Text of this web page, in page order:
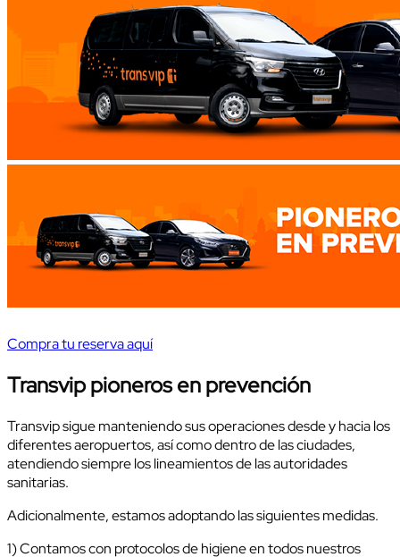
Compra tu reserva aquí
Transvip pioneros en prevención
Transvip sigue manteniendo sus operaciones desde y hacia los
diferentes aeropuertos, así como dentro de las ciudades,
atendiendo siempre los lineamientos de las autoridades
sanitarias.
Adicionalmente, estamos adoptando las siguientes medidas.
1) Contamos con protocolos de higiene en todos nuestros